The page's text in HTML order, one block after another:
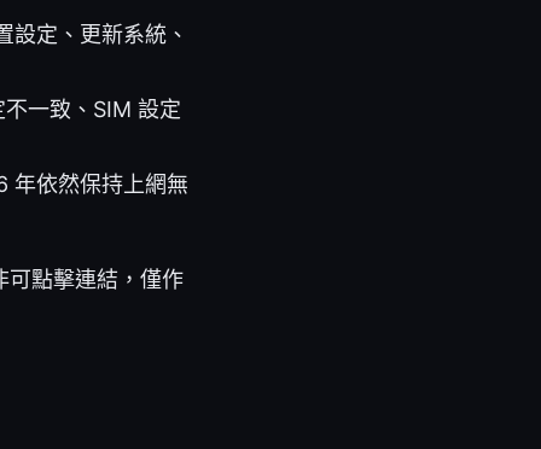
設定、更新系統、
一致、SIM 設定
年依然保持上網無
可點擊連結，僅作